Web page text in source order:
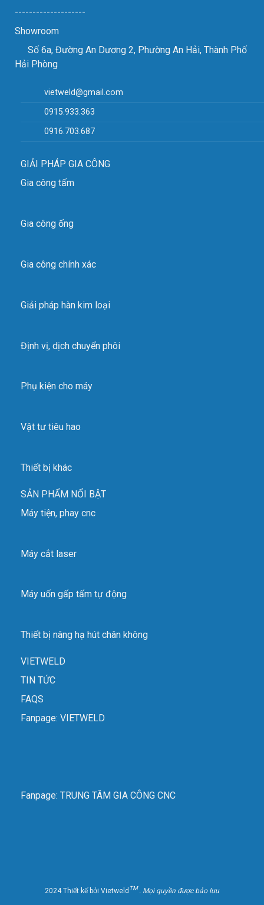
Trọng lượng máy
Kg 20700
--------------------
Showroom
Số 6a, Đường An Dương 2, Phường An Hải, Thành Phố
Hải Phòng
vietweld@gmail.com
0915.933.363
0916.703.687
GIẢI PHÁP GIA CÔNG
Gia công tấm
Gia công ống
Gia công chính xác
Giải pháp hàn kim loại
Định vị, dịch chuyển phôi
Phụ kiện cho máy
Vật tư tiêu hao
Thiết bị khác
SẢN PHẨM NỔI BẬT
Máy tiện, phay cnc
Máy cắt laser
Máy uốn gấp tấm tự động
Thiết bị nâng hạ hút chân không
VIETWELD
TIN TỨC
FAQS
Fanpage: VIETWELD
Fanpage: TRUNG TÂM GIA CÔNG CNC
2024 Thiết kế bởi Vietweld TM. Mọi quyền được bảo lưu